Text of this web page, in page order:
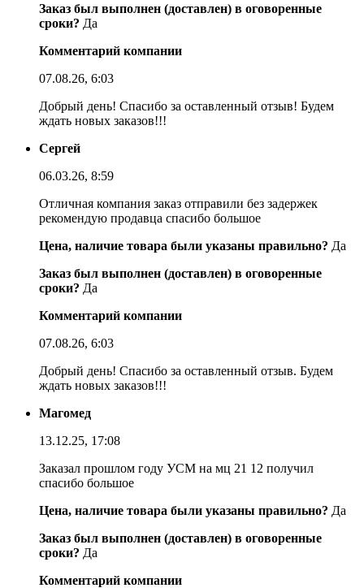
Заказ был выполнен (доставлен) в оговоренные
сроки? Да
Комментарий компании
07.08.26, 6:03
Добрый день! Спасибо за оставленный отзыв! Будем
ждать новых заказов!!!
Сергей
06.03.26, 8:59
Отличная компания заказ отправили без задержек
рекомендую продавца спасибо большое
Цена, наличие товара были указаны правильно? Да
Заказ был выполнен (доставлен) в оговоренные
сроки? Да
Комментарий компании
07.08.26, 6:03
Добрый день! Спасибо за оставленный отзыв. Будем
ждать новых заказов!!!
Магомед
13.12.25, 17:08
Заказал прошлом году УСМ на мц 21 12 получил
спасибо большое
Цена, наличие товара были указаны правильно? Да
Заказ был выполнен (доставлен) в оговоренные
сроки? Да
Комментарий компании